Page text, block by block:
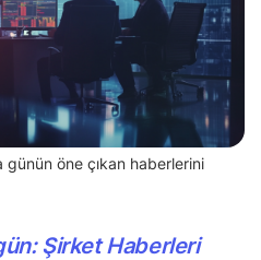
öne çıkan haberlerini
Şirket Haberleri